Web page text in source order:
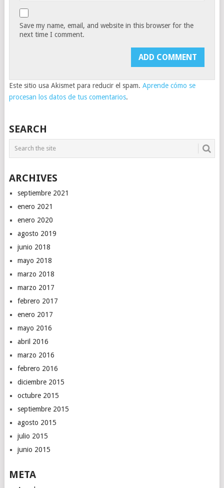
Save my name, email, and website in this browser for the
next time I comment.
Este sitio usa Akismet para reducir el spam. Aprende cómo se
procesan los datos de tus comentarios.
SEARCH
ARCHIVES
septiembre 2021
enero 2021
enero 2020
agosto 2019
junio 2018
mayo 2018
marzo 2018
marzo 2017
febrero 2017
enero 2017
mayo 2016
abril 2016
marzo 2016
febrero 2016
diciembre 2015
octubre 2015
septiembre 2015
agosto 2015
julio 2015
junio 2015
META